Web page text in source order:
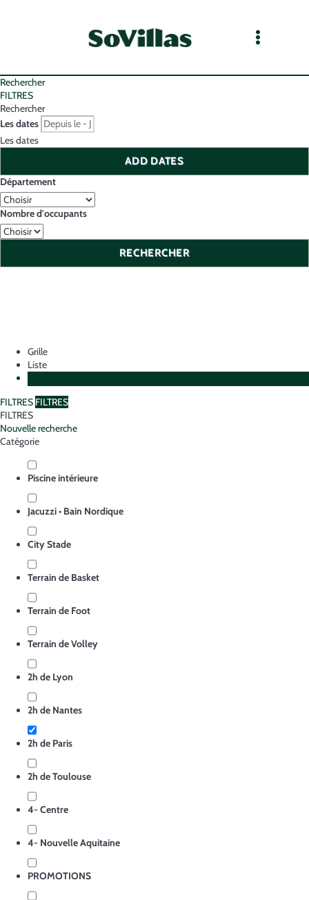
Rechercher
FILTRES
Rechercher
Les dates
Les dates
ADD DATES
Département
Nombre d'occupants
RECHERCHER
Grille
Liste
FILTRES FILTRES
FILTRES
Nouvelle recherche
Catégorie
Piscine intérieure
Jacuzzi • Bain Nordique
City Stade
Terrain de Basket
Terrain de Foot
Terrain de Volley
2h de Lyon
2h de Nantes
2h de Paris
2h de Toulouse
4- Centre
4- Nouvelle Aquitaine
PROMOTIONS